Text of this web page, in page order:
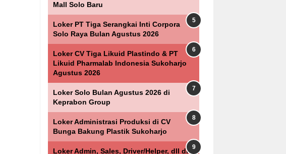
Mall Solo Baru
Loker PT Tiga Serangkai Inti Corpora
Solo Raya Bulan Agustus 2026
Loker CV Tiga Likuid Plastindo & PT
Likuid Pharmalab Indonesia Sukoharjo
Agustus 2026
Loker Solo Bulan Agustus 2026 di
Keprabon Group
Loker Administrasi Produksi di CV
Bunga Bakung Plastik Sukoharjo
Loker Admin, Sales, Driver/Helper, dll di